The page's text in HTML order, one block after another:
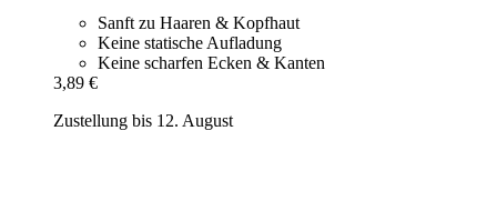
Sanft zu Haaren & Kopfhaut
Keine statische Aufladung
Keine scharfen Ecken & Kanten
3,89 €
Zustellung bis 12. August